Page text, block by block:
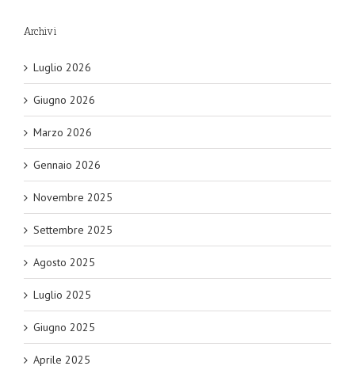
Archivi
Luglio 2026
Giugno 2026
Marzo 2026
Gennaio 2026
Novembre 2025
Settembre 2025
Agosto 2025
Luglio 2025
Giugno 2025
Aprile 2025